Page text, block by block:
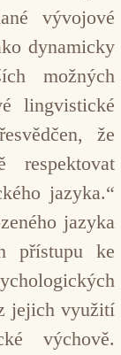
vývojové
dynamicky
možných
lingvistické
že
respektovat
jazyka.“
jazyka
přístupu ke
jejich využití
výchově.